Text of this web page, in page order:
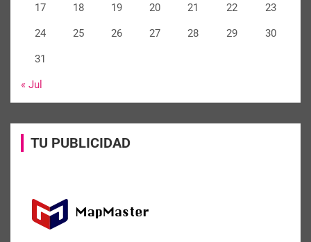
17 18 19 20 21 22 23
24 25 26 27 28 29 30
31
« Jul
TU PUBLICIDAD